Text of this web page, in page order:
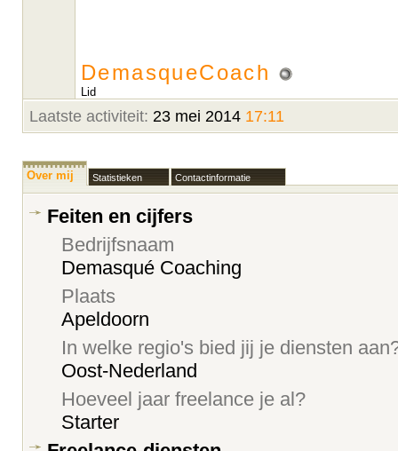
DemasqueCoach
Lid
Laatste activiteit: 23 mei 2014 17:11
Over mij Statistieken Contactinformatie
Feiten en cijfers
Bedrijfsnaam
Demasqué Coaching
Plaats
Apeldoorn
In welke regio's bied jij je diensten
Oost-Nederland
Hoeveel jaar freelance je al?
Starter